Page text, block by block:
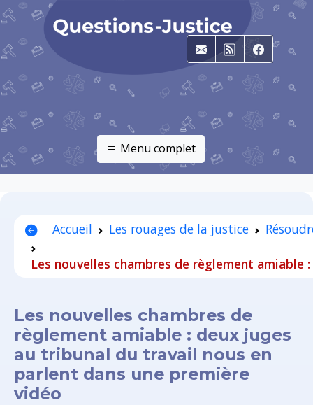
E-mailRSS
Menu complet
Accueil Les rouages de la justice
Les nouvelles chambres de règlement
Les nouvelles chambres de
règlement amiable : deux juges
au tribunal du travail nous en
parlent dans une première
vidéo